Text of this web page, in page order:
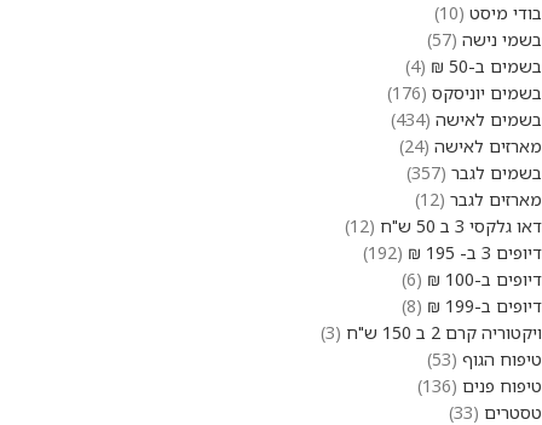
בודי מיסט 10
בשמי נישה 57
בשמים ב-50 ₪
4
בשמים יוניסקס 176
בשמים לאישה 434
מארזים לאישה 24
בשמים לגבר 357
מארזים לגבר 12
דאו גלקסי 3 ב 50 ש"ח
12
דיופים 3 ב- 195 ₪
192
דיופים ב-100 ₪
6
דיופים ב-199 ₪
8
ויקטוריה קרם 2 ב 150 ש"ח
3
טיפוח הגוף 53
טיפוח פנים 136
טסטרים 33